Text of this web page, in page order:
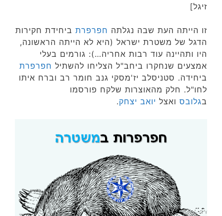
זיגל]
זו הייתה העת שבה נגלתה חפרפרת ביחידת חקירות
הדגל של משטרת ישראל (היא לא הייתה הראשונה,
היו ותהיינה עוד רבות אחריה…): גורמים בעלי
אמצעים שנחקרו ביחב"ל הצליחו להשתיל חפרפרת
ביחידה. סטניסלב יז'מסקי גנב חומר רב וברח איתו
לחו"ל. חלק מהאוצרות שלקח פורסמו
בגלובס ואצל יואב יצחק.